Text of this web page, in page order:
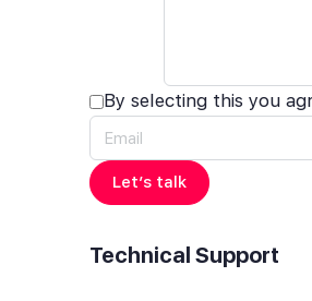
By selecting this you
Let’s talk
Technical Support